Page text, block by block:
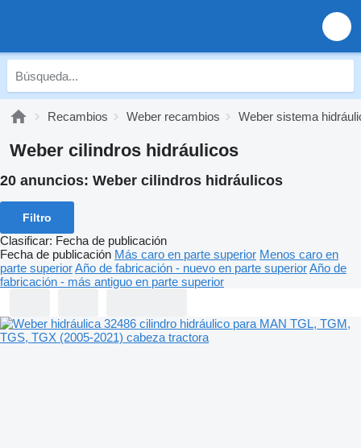
Recambios Weber recambios Weber sistema
Weber cilindros hidráulicos
20 anuncios: Weber cilindros hidráulicos
Filtro
Clasificar: Fecha de publicación
Fecha de publicación Más caro en parte superior Menos caro en
parte superiorAño de fabricación - nuevo en parte superiorAño de
fabricación - más antiguo en parte superior